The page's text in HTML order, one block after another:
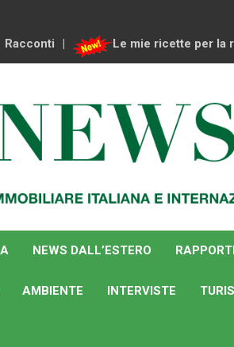
Racconti Le mie ricette per la
NEWS DALL’ESTERO
AMBIENTE INTERVISTE